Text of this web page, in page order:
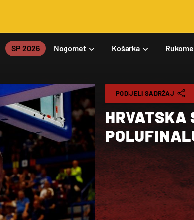
SP 2026 Nogomet Košarka
PODIJELI SADRŽAJ
HRVATSKA